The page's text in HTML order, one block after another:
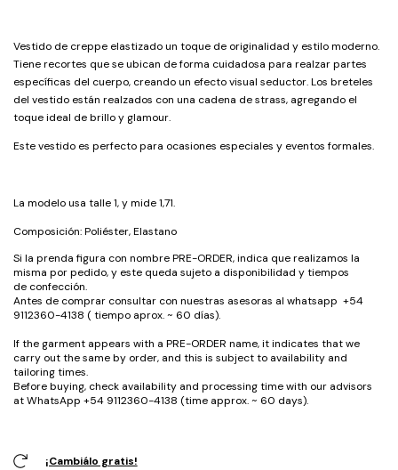
Vestido de creppe elastizado un toque de originalidad y estilo moderno.
Tiene recortes que se ubican de forma cuidadosa para realzar partes
específicas del cuerpo, creando un efecto visual seductor. Los breteles
del vestido están realzados con una cadena de strass, agregando el
toque ideal de brillo y glamour.
Este vestido es perfecto para ocasiones especiales y eventos formales.
La modelo usa talle 1, y mide 1,71.
Composición: Poliéster, Elastano
Si la prenda figura con nombre PRE-ORDER, indica que realizamos la
misma por pedido, y este queda sujeto a disponibilidad y tiempos
de confección.
Antes de comprar consultar con nuestras asesoras al whatsapp +54
9112360-4138 ( tiempo aprox. ~ 60 días).
If the garment appears with a PRE-ORDER name, it indicates that we
carry out the same by order, and this is subject to availability and
tailoring times.
Before buying, check availability and processing time with our advisors
at WhatsApp +54 9112360-4138 (time approx. ~ 60 days).
¡Cambiálo gratis!